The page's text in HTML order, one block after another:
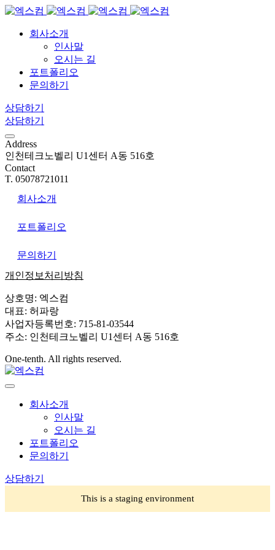
회사소개
인사말
오시는 길
포트폴리오
문의하기
상담하기
상담하기
Address
인천테크노벨리 U1센터 A동 516호
Contact
T. 05078721011
회사소개
포트폴리오
문의하기
개인정보처리방침
상호명: 엑스컴
대표: 허파랑
사업자등록번호: 715-81-03544
주소: 인천테크노벨리 U1센터 A동 516호
One-tenth. All rights reserved.
회사소개
인사말
오시는 길
포트폴리오
문의하기
상담하기
This is a staging environment